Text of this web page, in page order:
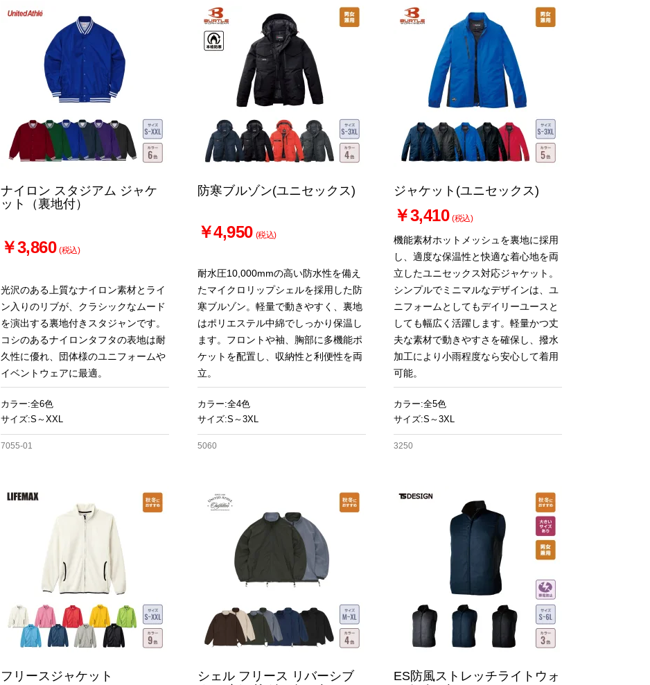
ナイロン スタジアム ジャケ
ット（裏地付）
￥3,860 (税込)
光沢のある上質なナイロン素材とライ
ン入りのリブが、クラシックなムード
を演出する裏地付きスタジャンです。
コシのあるナイロンタフタの表地は耐
久性に優れ、団体様のユニフォームや
イベントウェアに最適。
カラー:全6色
サイズ:S～XXL
7055-01
防寒ブルゾン(ユニセックス)
￥4,950 (税込)
耐水圧10,000mmの高い防水性を備え
たマイクロリップシェルを採用した防
寒ブルゾン。軽量で動きやすく、裏地
はポリエステル中綿でしっかり保温し
ます。フロントや袖、胸部に多機能ポ
ケットを配置し、収納性と利便性を両
立。
カラー:全4色
サイズ:S～3XL
5060
ジャケット(ユニセックス)
￥3,410 (税込)
機能素材ホットメッシュを裏地に採用
し、適度な保温性と快適な着心地を両
立したユニセックス対応ジャケット。
シンプルでミニマルなデザインは、ユ
ニフォームとしてもデイリーユースと
しても幅広く活躍します。軽量かつ丈
夫な素材で動きやすさを確保し、撥水
加工により小雨程度なら安心して着用
可能。
カラー:全5色
サイズ:S～3XL
3250
フリースジャケット
シェル フリース リバーシブ
ES防風ストレッチライトウォ